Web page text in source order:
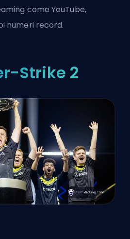
come YouTube,
numeri record.
Strike 2